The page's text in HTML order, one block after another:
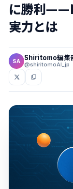
に勝利
実力とは
SA Shiritomo編集
@shiritomoAI_jp